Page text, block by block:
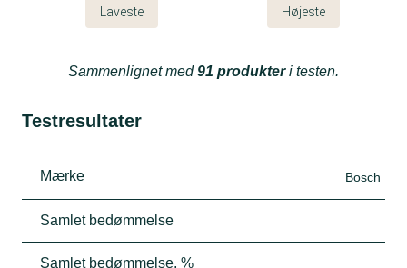
Laveste Højeste
Sammenlignet med91 produkteri testen.
Testresultater
Mærke Bosch
Samlet bedømmelse
Samlet bedømmelse, %